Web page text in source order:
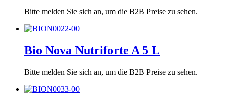
Bitte melden Sie sich an, um die B2B Preise zu sehen.
Bio Nova Nutriforte A 5 L
Bitte melden Sie sich an, um die B2B Preise zu sehen.